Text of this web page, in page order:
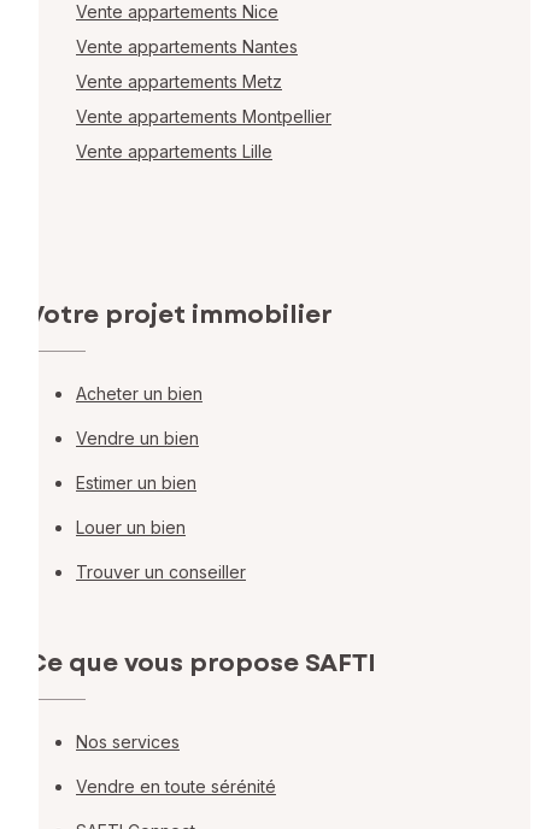
Vente appartements Nice
Vente appartements Nantes
Vente appartements Metz
Vente appartements Montpellier
Vente appartements Lille
Votre projet immobilier
Acheter un bien
Vendre un bien
Estimer un bien
Louer un bien
Trouver un conseiller
Ce que vous propose SAFTI
Nos services
Vendre en toute sérénité